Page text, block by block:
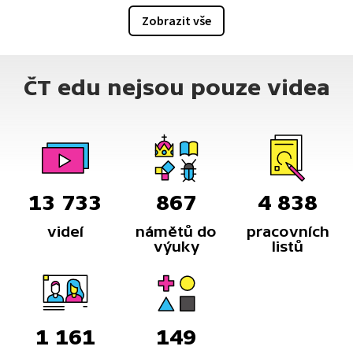
Zobrazit vše
ČT edu nejsou pouze videa
13 733
videí
867
námětů do
výuky
4 838
pracovních
listů
1 161 149